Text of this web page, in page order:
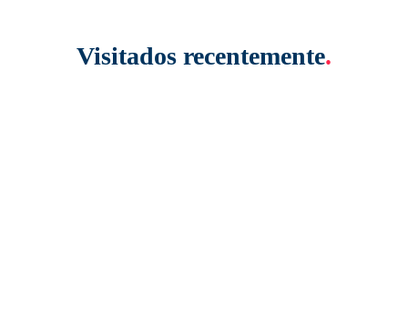
Visitados recentemente.